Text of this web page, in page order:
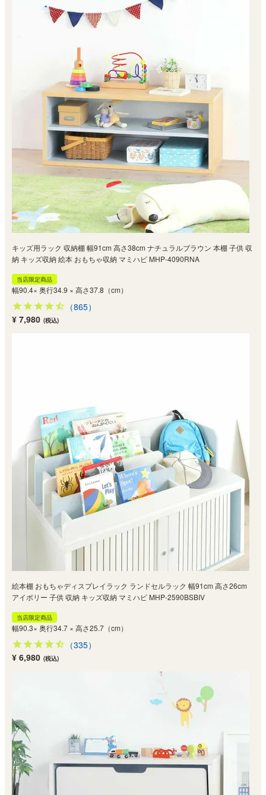
キッズ用ラック 収納棚 幅91cm 高さ38cm ナチュラルブラウン 本棚 子供 収
納 キッズ収納 絵本 おもちゃ収納 マミハピ MHP-4090RNA
当店限定商品
幅90.4× 奥行34.9 × 高さ37.8（cm）
（865）
¥ 7,980 (税込)
絵本棚 おもちゃディスプレイラック ランドセルラック 幅91cm 高さ26cm
アイボリー 子供 収納 キッズ収納 マミハピ MHP-2590BSBIV
当店限定商品
幅90.3× 奥行34.7 × 高さ25.7（cm）
（335）
¥ 6,980 (税込)